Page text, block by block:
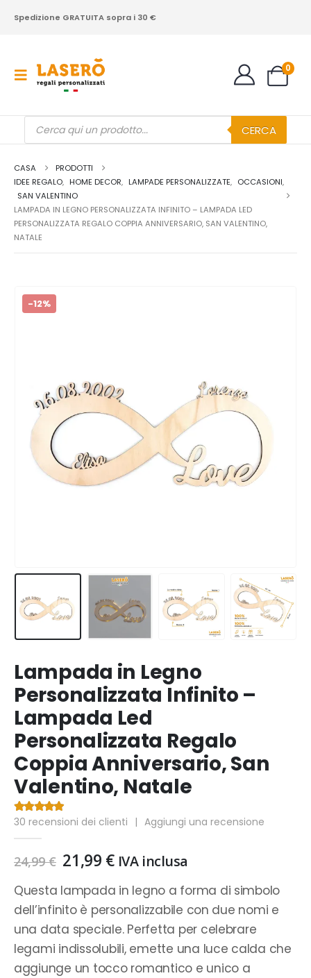
Spedizione GRATUITA sopra i 30 €
0
Products
search CERCA
CASA
PRODOTTI
IDEE REGALO, HOME DECOR, LAMPADE PERSONALIZZATE, OCCASIONI,
SAN VALENTINO
LAMPADA IN LEGNO PERSONALIZZATA INFINITO – LAMPADA LED
PERSONALIZZATA REGALO COPPIA ANNIVERSARIO, SAN VALENTINO,
NATALE
-12%
Lampada in Legno
Personalizzata Infinito –
Lampada Led
Personalizzata Regalo
Coppia Anniversario, San
Valentino, Natale
4.73 Di 5
30 recensioni dei clienti | Aggiungi una recensione
24,99€ Il
prezzo
originale
era:
24,99 €.
21,99 €Il
attuale
è:
21,99 €.
IVA inclusa
Questa lampada in legno a forma di simbolo
dell’infinito è personalizzabile con due nomi e
una data speciale. Perfetta per celebrare
legami indissolubili, emette una luce calda che
aggiunge un tocco romantico e unico a